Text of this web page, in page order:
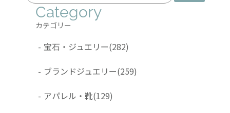
Category
カテゴリー
- 宝石・ジュエリー(282)
- ブランドジュエリー(259)
- アパレル・靴(129)